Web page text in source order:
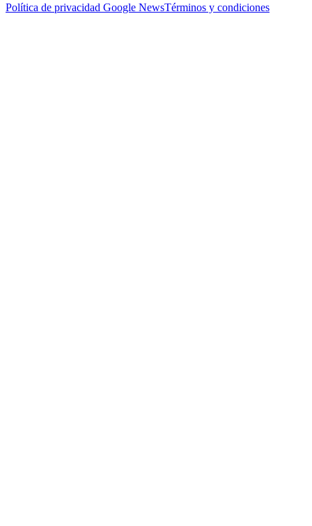
Política de privacidad Google NewsTérminos y condiciones